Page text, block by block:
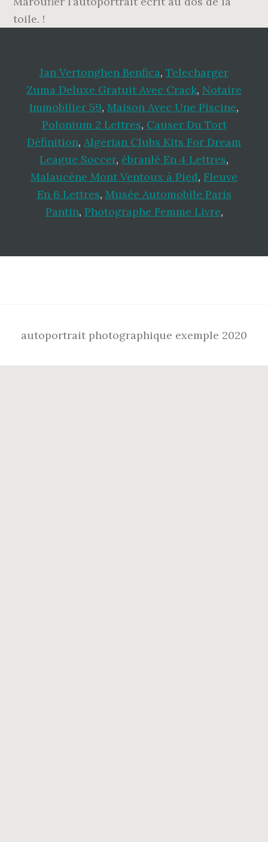
Jan Vertonghen Benfica, Telecharger
Zuma Deluxe Gratuit Avec Crack, Notaire
Immobilier 59, Maison Avec Une Piscine,
Polonium 2 Lettres, Causer Du Tort
Définition, Algerian Clubs Kits For Dream
League Soccer, ébranlé En 4 Lettres,
Malaucène Mont Ventoux à Pied, Fleuve
En 6 Lettres, Musée Automobile Paris
Pantin, Photographe Femme Livre,
autoportrait photographique exemple 2020